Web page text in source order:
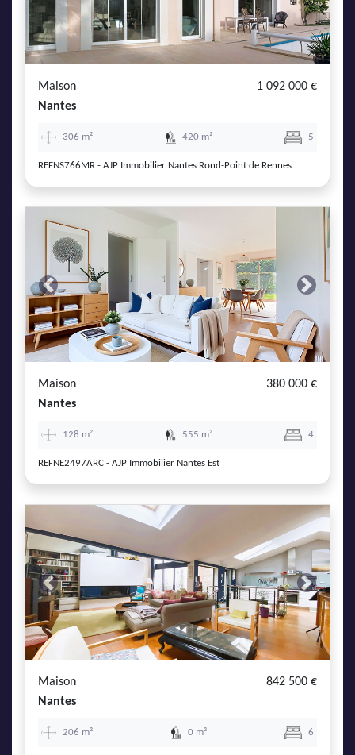
Maison
1 092 000 €
Nantes
306 m² 420 m² 5
REFNS766MR - AJP Immobilier Nantes Rond-Point de Rennes
Previous Next
Maison
380 000 €
Nantes
128 m² 555 m² 4
REFNE2497ARC - AJP Immobilier Nantes Est
Previous Next
Maison
842 500 €
Nantes
206 m² 0 m² 6